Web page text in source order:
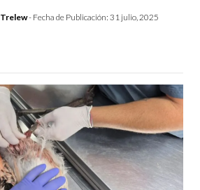
Trelew- Fecha de Publicación: 31 julio, 2025